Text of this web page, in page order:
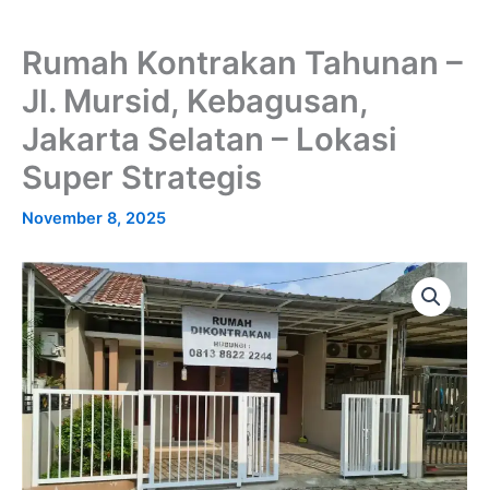
Rumah Kontrakan Tahunan –
Jl. Mursid, Kebagusan,
Jakarta Selatan – Lokasi
Super Strategis
November 8, 2025